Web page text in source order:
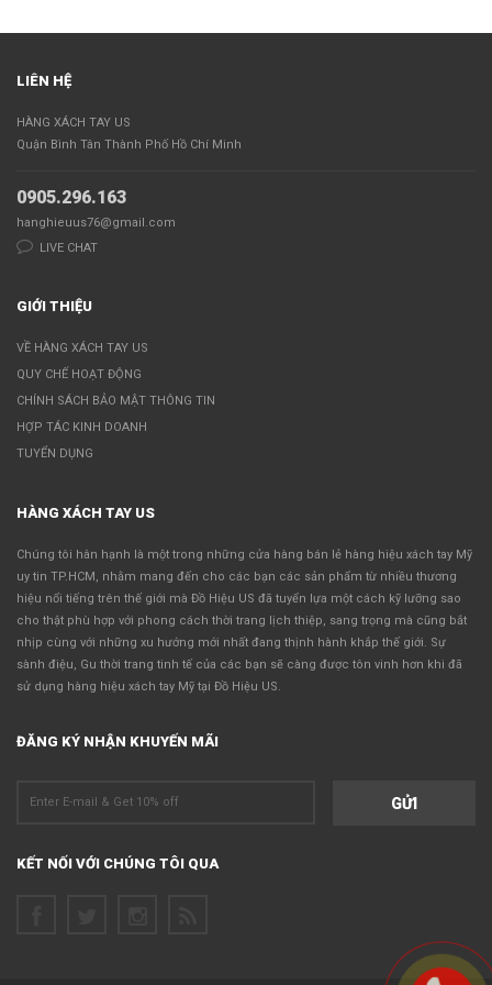
LIÊN HỆ
HÀNG XÁCH TAY US
Quận Bình Tân Thành Phố Hồ Chí Minh
0905.296.163
hanghieuus76@gmail.com
LIVE CHAT
GIỚI THIỆU
VỀ HÀNG XÁCH TAY US
QUY CHẾ HOẠT ĐỘNG
CHÍNH SÁCH BẢO MẬT THÔNG TIN
HỢP TÁC KINH DOANH
TUYỂN DỤNG
HÀNG XÁCH TAY US
Chúng tôi hân hạnh là một trong những cửa hàng bán lẻ hàng hiệu xách tay Mỹ
uy tin TP.HCM, nhằm mang đến cho các bạn các sản phẩm từ nhiều thương
hiệu nổi tiếng trên thế giới mà Đồ Hiệu US đã tuyển lựa một cách kỹ lưỡng sao
cho thật phù hợp với phong cách thời trang lịch thiệp, sang trọng mà cũng bắt
nhịp cùng với những xu hướng mới nhất đang thịnh hành khắp thế giới. Sự
sành điệu, Gu thời trang tinh tế của các bạn sẽ càng được tôn vinh hơn khi đã
sử dụng hàng hiệu xách tay Mỹ tại Đồ Hiệu US.
ĐĂNG KÝ NHẬN KHUYẾN MÃI
KẾT NỐI VỚI CHÚNG TÔI QUA